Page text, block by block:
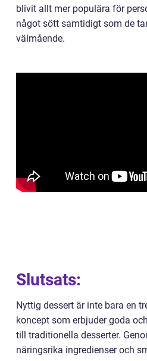
blivit allt mer populära för
något sött samtidigt som de
välmående.
Slutsats:
Nyttig dessert är inte bara en
koncept som erbjuder goda
till traditionella desserter.
näringsrika ingredienser och